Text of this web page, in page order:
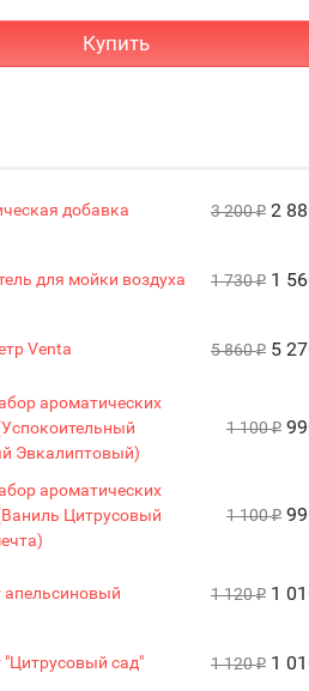
Купить
добавка 3 200₽ 2
для мойки воздуха 1 730₽ 1
Venta 5 860₽ 5
ароматических
Эвкалиптовый)
1 100₽
ароматических
Цитрусовый
1 100₽
апельсиновый 1 120₽ 1
сад" 1 120₽ 1